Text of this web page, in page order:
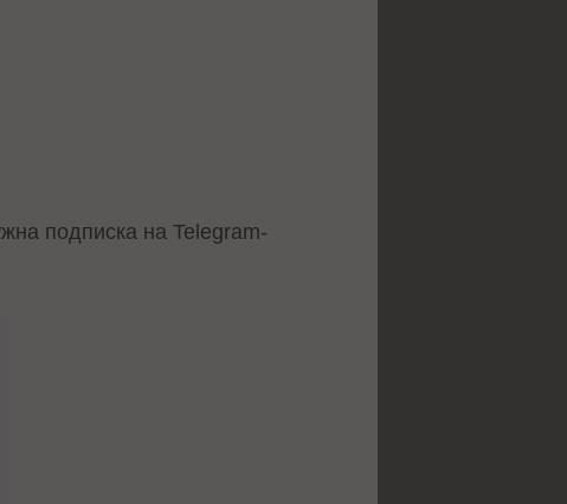
подписка на Telegram-